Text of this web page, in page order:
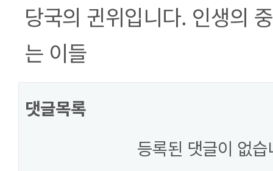
당국의 귄위입니다. 인생의
는 이들
댓글목록
등록된 댓글이 없습